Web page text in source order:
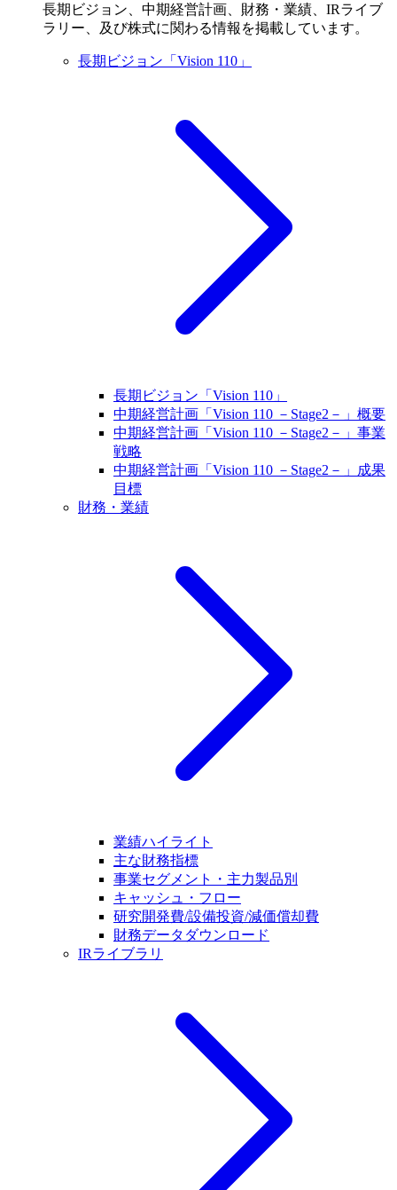
長期ビジョン、中期経営計画、財務・業績、IRライブ
ラリー、及び株式に関わる情報を掲載しています。
長期ビジョン「Vision 110」
長期ビジョン「Vision 110」
中期経営計画「Vision 110 －Stage2－」概要
中期経営計画「Vision 110 －Stage2－」事業
戦略
中期経営計画「Vision 110 －Stage2－」成果
目標
財務・業績
業績ハイライト
主な財務指標
事業セグメント・主力製品別
キャッシュ・フロー
研究開発費/設備投資/減価償却費
財務データダウンロード
IRライブラリ